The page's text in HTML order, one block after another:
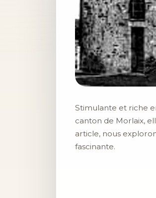
Stimulante et riche
canton de Morlaix,
article, nous
fascinante.